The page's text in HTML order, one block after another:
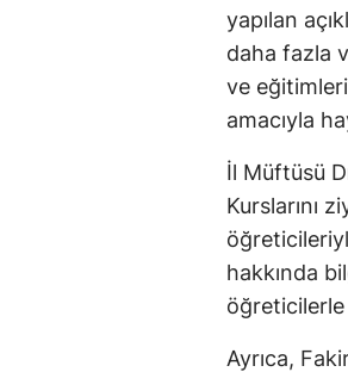
yapılan
daha fazla
ve
amacıyla
İl Müftüsü
Kurslarını
hakkında
öğreticilerle
Ayrıca,